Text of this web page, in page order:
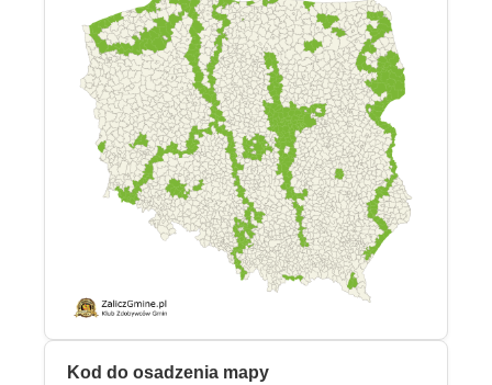
Kod do osadzenia mapy